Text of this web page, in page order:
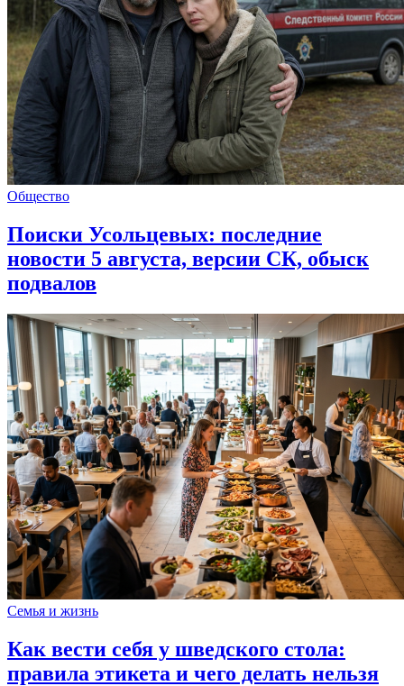
Общество
Поиски Усольцевых: последние
новости 5 августа, версии СК, обыск
подвалов
Семья и жизнь
Как вести себя у шведского стола:
правила этикета и чего делать нельзя